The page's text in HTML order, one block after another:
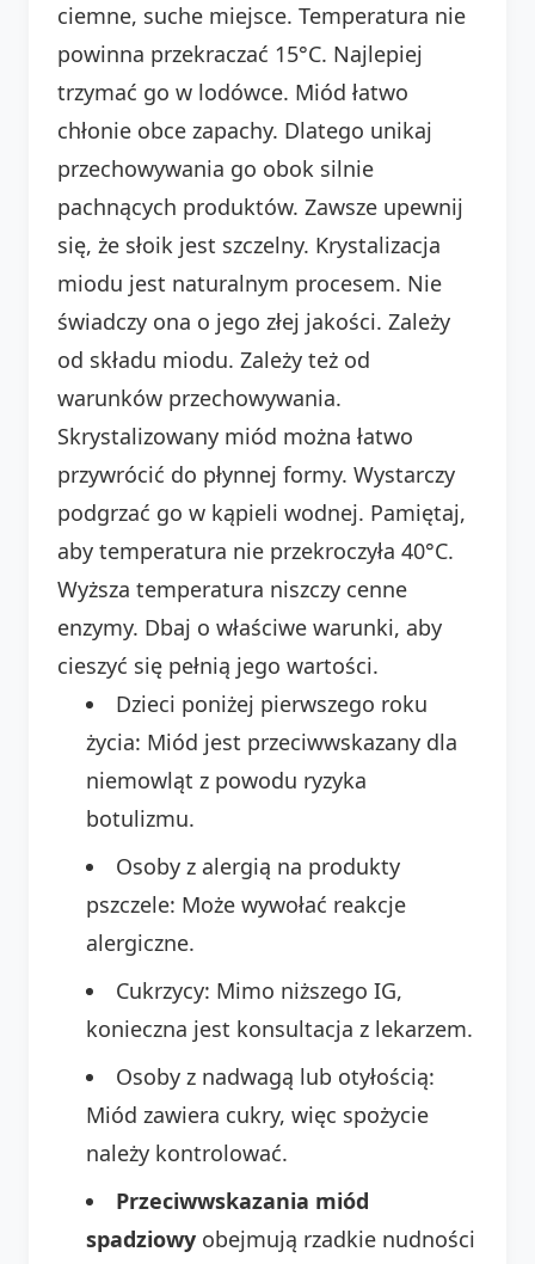
ciemne, suche miejsce. Temperatura nie
powinna przekraczać 15°C. Najlepiej
trzymać go w lodówce. Miód łatwo
chłonie obce zapachy. Dlatego unikaj
przechowywania go obok silnie
pachnących produktów. Zawsze upewnij
się, że słoik jest szczelny. Krystalizacja
miodu jest naturalnym procesem. Nie
świadczy ona o jego złej jakości. Zależy
od składu miodu. Zależy też od
warunków przechowywania.
Skrystalizowany miód można łatwo
przywrócić do płynnej formy. Wystarczy
podgrzać go w kąpieli wodnej. Pamiętaj,
aby temperatura nie przekroczyła 40°C.
Wyższa temperatura niszczy cenne
enzymy. Dbaj o właściwe warunki, aby
cieszyć się pełnią jego wartości.
Dzieci poniżej pierwszego roku
życia: Miód jest przeciwwskazany dla
niemowląt z powodu ryzyka
botulizmu.
Osoby z alergią na produkty
pszczele: Może wywołać reakcje
alergiczne.
Cukrzycy: Mimo niższego IG,
konieczna jest konsultacja z lekarzem.
Osoby z nadwagą lub otyłością:
Miód zawiera cukry, więc spożycie
należy kontrolować.
Przeciwwskazania miód
spadziowy obejmują rzadkie nudności